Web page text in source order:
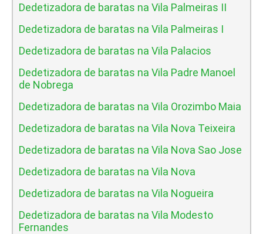
Dedetizadora de baratas na Vila Palmeiras II
Dedetizadora de baratas na Vila Palmeiras I
Dedetizadora de baratas na Vila Palacios
Dedetizadora de baratas na Vila Padre Manoel
de Nobrega
Dedetizadora de baratas na Vila Orozimbo Maia
Dedetizadora de baratas na Vila Nova Teixeira
Dedetizadora de baratas na Vila Nova Sao Jose
Dedetizadora de baratas na Vila Nova
Dedetizadora de baratas na Vila Nogueira
Dedetizadora de baratas na Vila Modesto
Fernandes